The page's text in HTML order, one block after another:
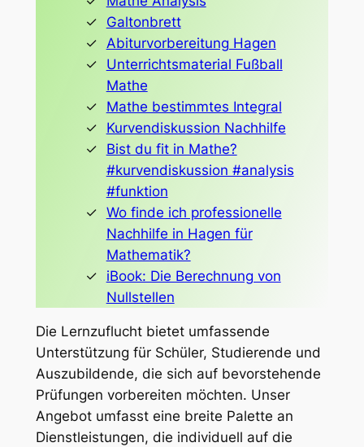
Galtonbrett
Abiturvorbereitung Hagen
Unterrichtsmaterial Fußball
Mathe
Mathe bestimmtes Integral
Kurvendiskussion Nachhilfe
Bist du fit in Mathe?
#kurvendiskussion #analysis
#funktion
Wo finde ich professionelle
Nachhilfe in Hagen für
Mathematik?
iBook: Die Berechnung von
Nullstellen
Die Lernzuflucht bietet umfassende
Unterstützung für Schüler, Studierende und
Auszubildende, die sich auf bevorstehende
Prüfungen vorbereiten möchten. Unser
Angebot umfasst eine breite Palette an
Dienstleistungen, die individuell auf die